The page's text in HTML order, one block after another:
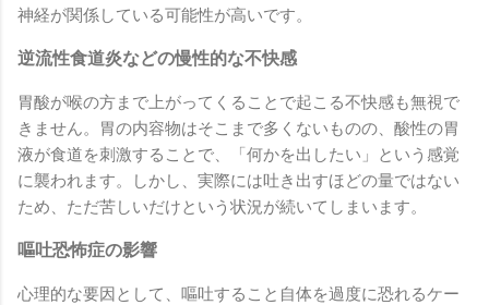
神経が関係している可能性が高いです。
逆流性食道炎などの慢性的な不快感
胃酸が喉の方まで上がってくることで起こる不快感も無視で
きません。胃の内容物はそこまで多くないものの、酸性の胃
液が食道を刺激することで、「何かを出したい」という感覚
に襲われます。しかし、実際には吐き出すほどの量ではない
ため、ただ苦しいだけという状況が続いてしまいます。
嘔吐恐怖症の影響
心理的な要因として、嘔吐すること自体を過度に恐れるケー